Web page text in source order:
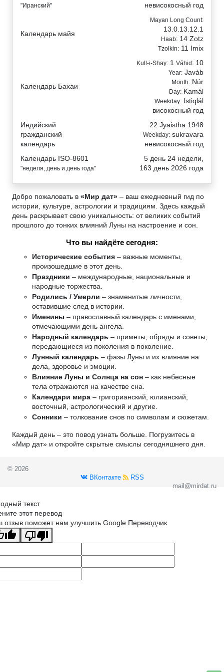
"Иранский"
невисокосный год
Календарь майя
Mayan Long Count:
13.0.13.12.1
Haab: 14 Zotz
Tzolkin: 11 Imix
Календарь Бахаи
Kull-i-Shay: 1 Váhid: 10
Year: Javáb
Month: Núr
Day: Kamál
Weekday: Istiqlál
високосный год
Индийский
гражданский
календарь
22 Jyaistha 1948
Weekday: sukravara
невисокосный год
Календарь ISO-8601
"неделя, день и день года"
5 день 24 недели,
163 день 2026 года
Добро пожаловать в «Мир дат» – ваш ежедневный гид по
истории, культуре, астрологии и традициям. Здесь каждый
день раскрывает свою уникальность: от великих событий
прошлого до тонких влияний Луны на настроение и сон.
Что вы найдёте сегодня:
Исторические события – важные моменты,
произошедшие в этот день.
Праздники – международные, национальные и
народные торжества.
Родились / Умерли – знаменитые личности,
оставившие след в истории.
Именины – православный календарь с именами,
отмечающими день ангела.
Народный календарь – приметы, обряды и советы,
передающиеся из поколения в поколение.
Лунный календарь – фазы Луны и их влияние на
дела, здоровье и эмоции.
Влияние Луны и Солнца на сон – как небесные
тела отражаются на качестве сна.
Календари мира – григорианский, юлианский,
восточный, астрологический и другие.
Сонники – толкование снов по символам и сюжетам.
Каждый день – это повод узнать больше. Погрузитесь в
«Мир дат» и откройте скрытые смыслы сегодняшнего дня.
© 2026
ВКонтакте
RSS
mail@mirdat.ru
текст
этот перевод
отзыв поможет нам улучшить Google Переводчик